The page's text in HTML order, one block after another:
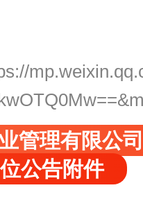
管理有限公
公告附件